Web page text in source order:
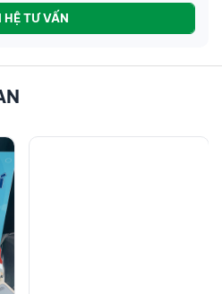
HỆ TƯ VẤN